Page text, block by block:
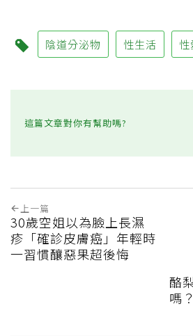
陰道分泌物 性生活 性
這篇文章對你有幫助嗎?
上一篇
30歲空姐以為臉上長濕
疹「確診皮膚癌」年輕時
一習慣釀惡果超後悔
酪
嗎